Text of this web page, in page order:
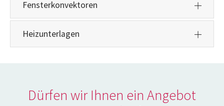
Fensterkonvektoren
Heizunterlagen
Dürfen wir Ihnen ein Angebot